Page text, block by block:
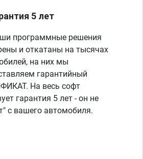
5 лет
программные решения
и откатаны на тысячах
на них мы
гарантийный
На весь софт
гарантия 5 лет - он не
с вашего автомобиля.